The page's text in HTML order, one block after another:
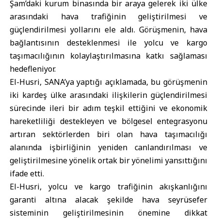
Şam’daki kurum binasında bir araya gelerek iki ülke
arasındaki hava trafiğinin geliştirilmesi ve
güçlendirilmesi yollarını ele aldı. Görüşmenin, hava
bağlantısının desteklenmesi ile yolcu ve kargo
taşımacılığının kolaylaştırılmasına katkı sağlaması
hedefleniyor.
El-Husri, SANA’ya yaptığı açıklamada, bu görüşmenin
iki kardeş ülke arasındaki ilişkilerin güçlendirilmesi
sürecinde ileri bir adım teşkil ettiğini ve ekonomik
hareketliliği destekleyen ve bölgesel entegrasyonu
artıran sektörlerden biri olan hava taşımacılığı
alanında işbirliğinin yeniden canlandırılması ve
geliştirilmesine yönelik ortak bir yönelimi yansıttığını
ifade etti.
El-Husri, yolcu ve kargo trafiğinin akışkanlığını
garanti altına alacak şekilde hava seyrüsefer
sisteminin geliştirilmesinin önemine dikkat